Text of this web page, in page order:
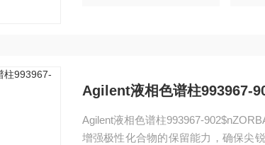
Agilent液相色谱柱993967-
Agilent液相色谱柱993967-
增强极性化合物的保留能力，确保尖